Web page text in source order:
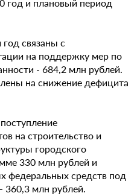
связаны с
на поддержку мер по
- 684,2 млн рублей.
на снижение дефицита
на строительство и
городского
330 млн рублей и
федеральных средств под
360,3 млн рублей.